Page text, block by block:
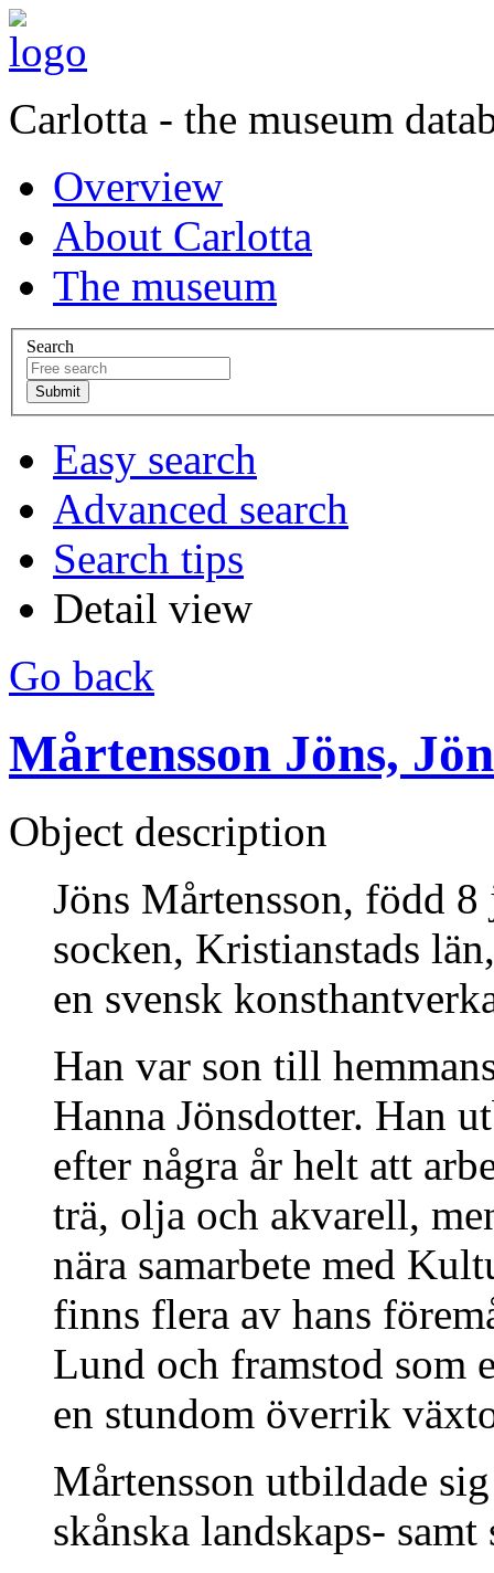
Carlotta - the museum
Overview
About Carlotta
The museum
Search
Easy search
Advanced search
Search tips
Detail view
Go back
Mårtensson Jöns,
Object description
Jöns Mårtensson, född
socken, Kristianstads
en svensk
Han var son till
Hanna Jönsdotter. Han
efter några år helt att
trä, olja och akvarell,
nära samarbete med
finns flera av hans
Lund och framstod som
en stundom överrik
Mårtensson utbildade
skånska landskaps- samt